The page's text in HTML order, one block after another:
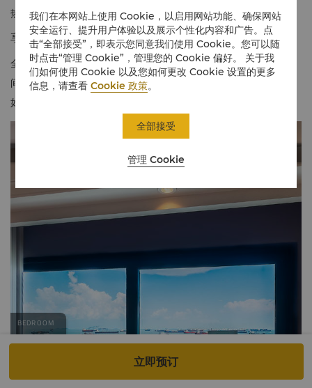
热线电话 1 866 565 5050
享有壮丽海景的豪华住宿
全海景客房采用开放式浴室概念，宾客可以在浴缸中欣赏海景。每
间客房最多可入住 2 位成人。12 岁以下随行儿童需使用现有床位。
如需加床，请预订豪华泳池景客房或家庭花园客房。
立即预订
我们在本网站上使用 Cookie，以启用网站功能、确保网站
安全运行、提升用户体验以及展示个性化内容和广告。点
击“全部接受”，即表示您同意我们使用 Cookie。您可以随
时点击“管理 Cookie”，管理您的 Cookie 偏好。 关于我
们如何使用 Cookie 以及您如何更改 Cookie 设置的更多
信息，请查看Cookie 政策。
管理 Cookie
全部接受